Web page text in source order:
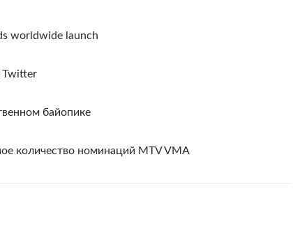
worldwide launch
Twitter
байопике
количество номинаций MTV VMA